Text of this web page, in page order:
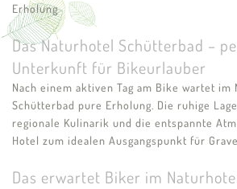
Erholung
Das Naturhotel Schütterbad –
Unterkunft für Bikeurlauber
Nach einem aktiven Tag am Bike wartet im
Schütterbad pure Erholung. Die ruhige
regionale Kulinarik und die entspannte
Hotel zum idealen Ausgangspunkt für
Das erwartet Biker im